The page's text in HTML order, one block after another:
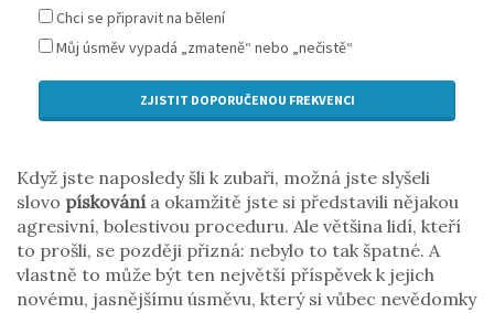
Chci se připravit na bělení
Můj úsměv vypadá „zmateně“ nebo „nečistě“
ZJISTIT DOPORUČENOU FREKVENCI
Když jste naposledy šli k zubaři, možná jste slyšeli
slovo pískovánía okamžitě jste si představili nějakou
agresivní, bolestivou proceduru. Ale většina lidí, kteří
to prošli, se později přizná: nebylo to tak špatné. A
vlastně to může být ten největší příspěvek k jejich
novému, jasnějšímu úsměvu, který si vůbec nevědomky